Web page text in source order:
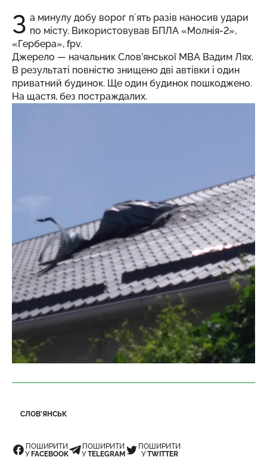
З а минулу добу ворог пʼять разів наносив удари
по місту. Використовував БПЛА «Молнія-2»,
«Гербера», fpv.
Джерело — начальник Слов’янської МВА Вадим Лях.
В результаті повністю знищено дві автівки і один
приватний будинок. Ще один будинок пошкоджено.
На щастя, без постраждалих.
СЛОВ'ЯНСЬК
ПОШИРИТИ
УFACEBOOK
ПОШИРИТИ
УTELEGRAM
ПОШИРИТИ
УTWITTER